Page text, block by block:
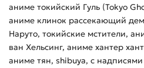
аниме токийский Гуль (Tokyo
аниме клинок рассекающий
Наруто, токийские мстители,
ван Хельсинг, аниме хантер
аниме тян, shibuya, с